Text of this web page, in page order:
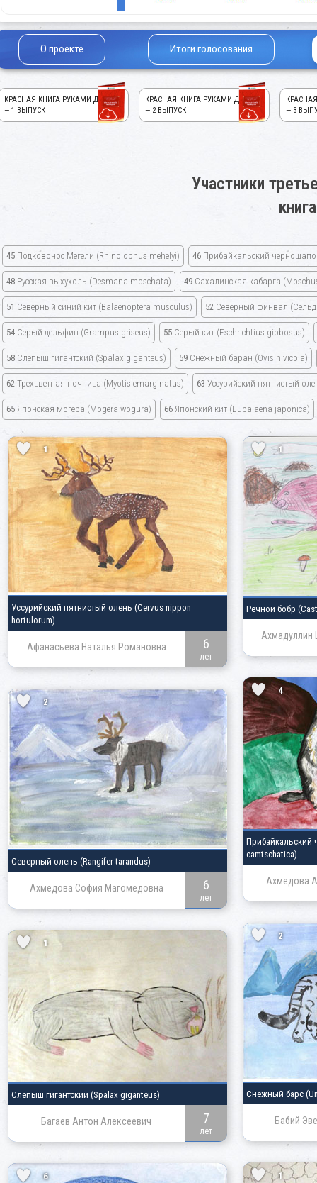
О проекте Итоги голосования
КРАСНАЯ КНИГА РУКАМИ ДЕТЕЙ!
— 1 ВЫПУСК
КРАСНАЯ КНИГА РУКАМИ ДЕТЕЙ!
— 2 ВЫПУСК
— 3
Участники
45 Подковонос Мегели (Rhinolophus mehelyi) 46 Прибайкальский
48 Русская выхухоль (Desmana moschata) 49 Сахалинская кабарга
51 Северный синий кит (Balaenoptera musculus) 52 Северный финвал
54 Серый дельфин (Grampus griseus) 55 Серый кит (Eschrichtius gibbosus)
58 Слепыш гигантский (Spalax giganteus) 59 Снежный баран (Ovis nivicola)
62 Трехцветная ночница (Myotis emarginatus) 63 Уссурийский пятнистый
65 Японская могера (Mogera wogura) 66 Японский кит (Eubalaena japonica)
1
Уссурийский пятнистый олень (Cervus nippon
hortulorum)
Афанасьева Наталья Романовна 6
лет
1
Речной бобр
Ахмадуллин
4
camtschatica)
Ахмедова
2
Северный олень (Rangifer tarandus)
Ахмедова София Магомедовна 6
лет
2
Снежный барс
Бабий
1
Слепыш гигантский (Spalax giganteus)
Багаев Антон Алексеевич 7
лет
1
6